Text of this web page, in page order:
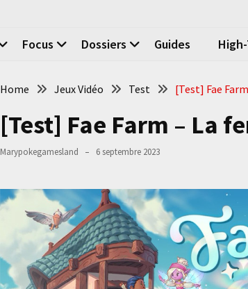
Focus Dossiers Guides
Home Jeux Vidéo Test [Test] Fae
[Test] Fae Farm – La
Marypokegamesland 6 septembre 2023